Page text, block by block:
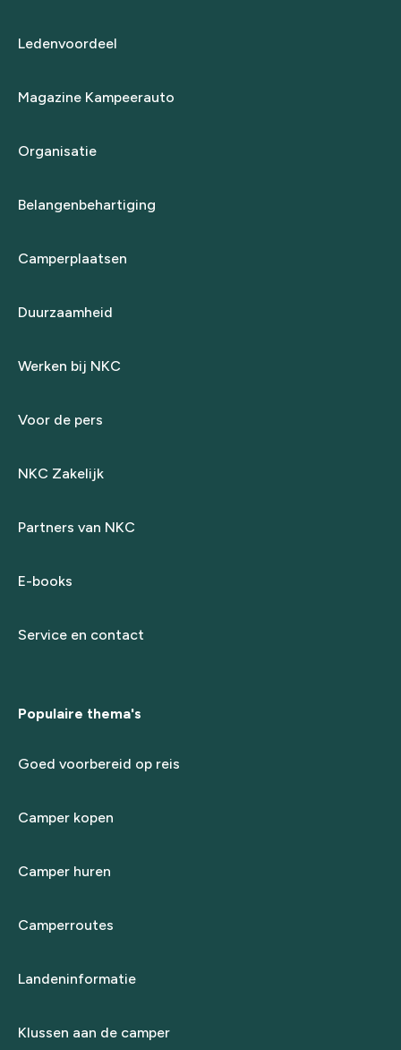
Ledenvoordeel
Magazine Kampeerauto
Organisatie
Belangenbehartiging
Camperplaatsen
Duurzaamheid
Werken bij NKC
Voor de pers
NKC Zakelijk
Partners van NKC
E-books
Service en contact
Populaire thema's
Goed voorbereid op reis
Camper kopen
Camper huren
Camperroutes
Landeninformatie
Klussen aan de camper